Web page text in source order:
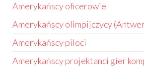
Amerykańscy oficerowie
Amerykańscy olimpijczycy
Amerykańscy piloci
Amerykańscy projektanci gier